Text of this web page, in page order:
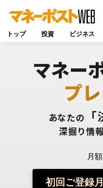
トップ 投資 ビジネス
マネー
プ
あなたの
深掘り情
月額
初回ご登録